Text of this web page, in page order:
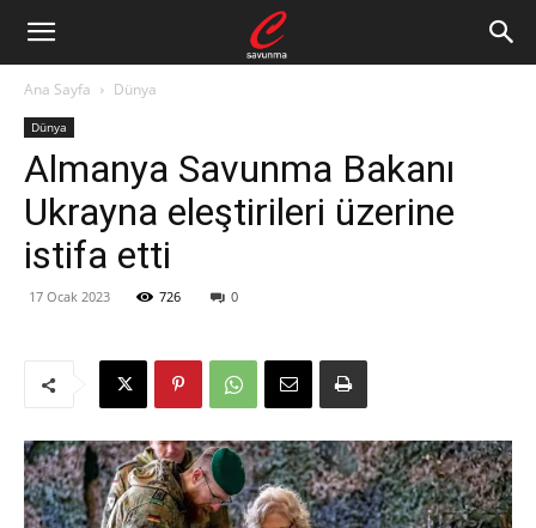
Ana Sayfa Dünya
Dünya
Almanya Savunma Bakanı
Ukrayna eleştirileri üzerine
istifa etti
17 Ocak 2023 726 0